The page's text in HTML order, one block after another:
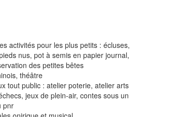
activités pour les plus petits : écluses,
nus, pot à semis en papier journal,
des petites bêtes
théâtre
tout public : atelier poterie, atelier arts
jeux de plein-air, contes sous un
pnr